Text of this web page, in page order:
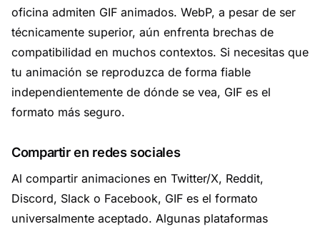
oficina admiten GIF animados. WebP, a pesar de ser
técnicamente superior, aún enfrenta brechas de
compatibilidad en muchos contextos. Si necesitas que
tu animación se reproduzca de forma fiable
independientemente de dónde se vea, GIF es el
formato más seguro.
Compartir en redes sociales
Al compartir animaciones en Twitter/X, Reddit,
Discord, Slack o Facebook, GIF es el formato
universalmente aceptado. Algunas plataformas